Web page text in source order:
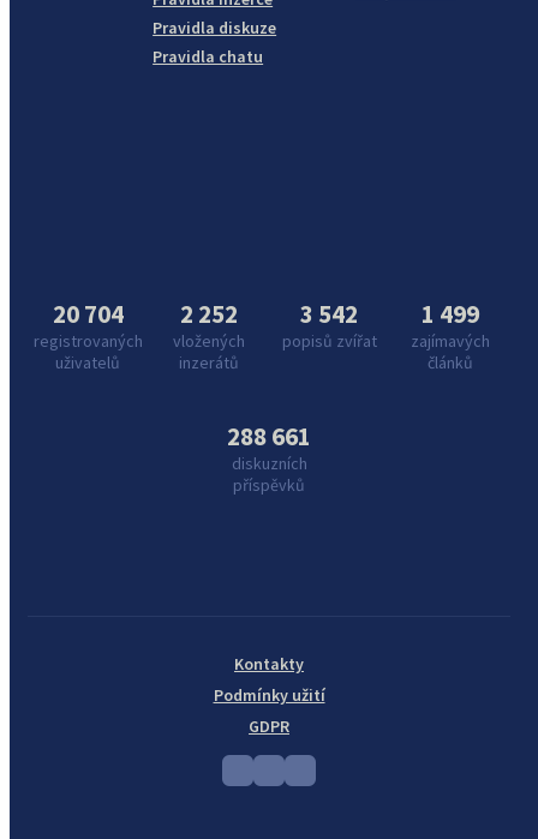
Pravidla diskuze
Pravidla chatu
20 704
registrovaných
uživatelů
2 252
vložených
inzerátů
3 542
popisů zvířat
1 499
zajímavých
článků
288 661
diskuzních
příspěvků
Kontakty
Podmínky užití
GDPR